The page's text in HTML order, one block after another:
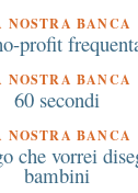
NOSTRA BANCA
profit
NOSTRA BANCA
60 secondi
NOSTRA BANCA
che vorrei
bambini